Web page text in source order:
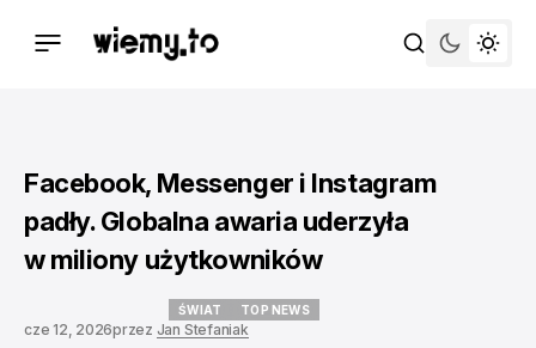
Facebook, Messenger i Instagram
padły. Globalna awaria uderzyła
w miliony użytkowników
ŚWIAT TOP NEWS
cze 12, 2026przez Jan Stefaniak